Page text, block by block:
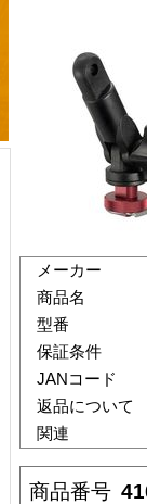
メーカー
商品名
型番
保証条件
JANコード
返品について
関連
商品番号